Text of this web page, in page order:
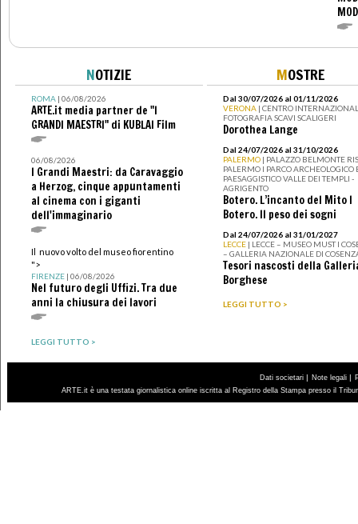
NOTIZIE
ROMA| 06/08/2026
ARTE.it media partner de "I
GRANDI MAESTRI" di KUBLAI Film
06/08/2026
I Grandi Maestri: da Caravaggio
a Herzog, cinque appuntamenti
al cinema con i giganti
dell'immaginario
Il nuovo volto del museo fiorentino
">
FIRENZE| 06/08/2026
Nel futuro degli Uffizi. Tra due
anni la chiusura dei lavori
LEGGI TUTTO >
MOSTRE
Dal 30/07/2026 al 01/11/2026
VERONA | CENTRO
FOTOGRAFIA SCAVI SCALIGERI
Dorothea Lange
Dal 24/07/2026 al 31/10/2026
PALERMO | PALAZZO BELMONTE
PALERMO I PARCO ARCHEOLOGICO
PAESAGGISTICO VALLE DEI TEMPLI -
AGRIGENTO
Botero. L’incanto del Mito I
Botero. Il peso dei sogni
Dal 24/07/2026 al 31/01/2027
LECCE | LECCE – MUSEO MUST I
– GALLERIA NAZIONALE DI
Tesori nascosti della
Borghese
LEGGI TUTTO >
Dati societari | Note legali |
ARTE.it è una testata giornalistica online iscritta al Registro della Stampa presso il